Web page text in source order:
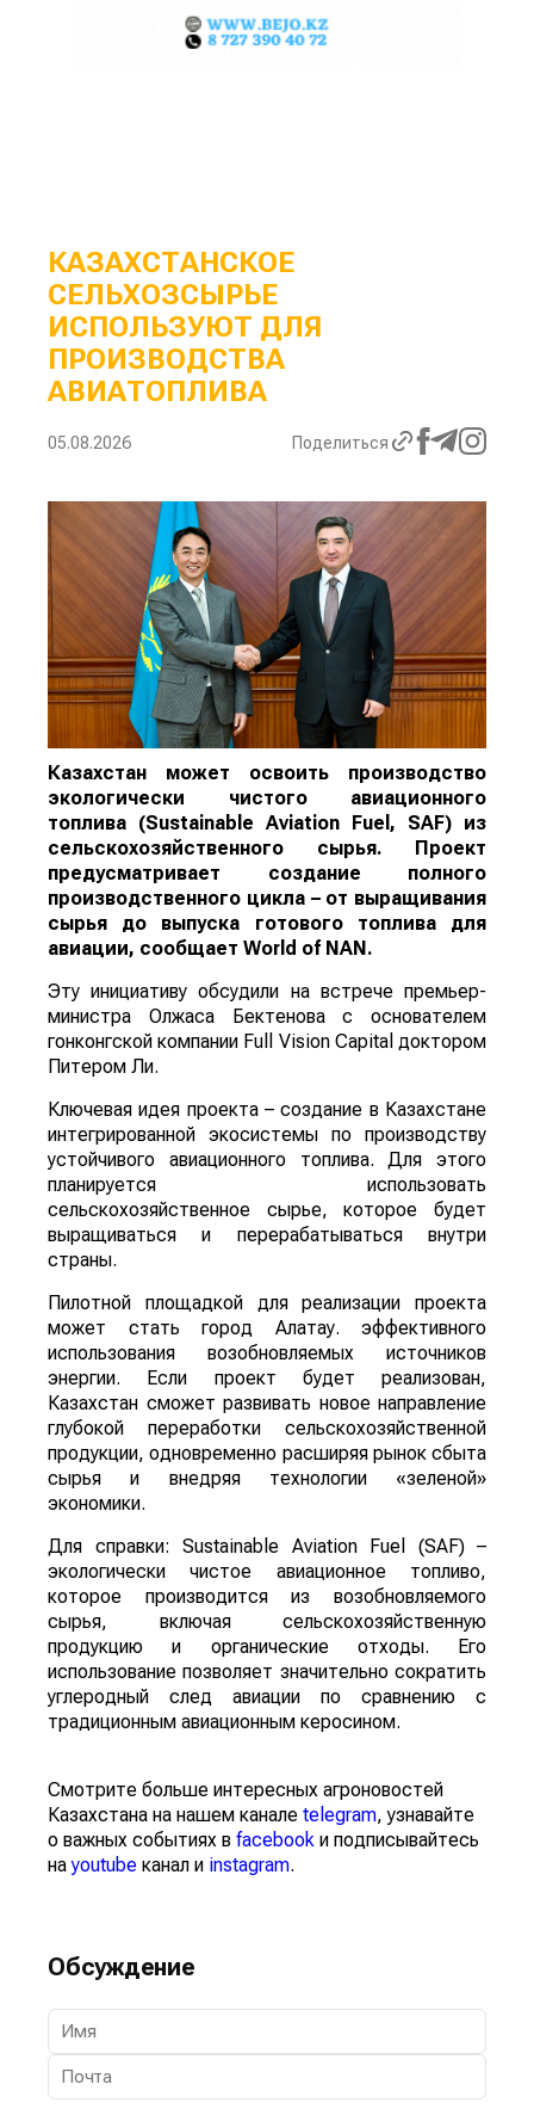
КАЗАХСТАНСКОЕ
СЕЛЬХОЗСЫРЬЕ
ИСПОЛЬЗУЮТ ДЛЯ
ПРОИЗВОДСТВА
АВИАТОПЛИВА
05.08.2026 Поделиться
Казахстан может освоить производство
экологически чистого авиационного
топлива (Sustainable Aviation Fuel, SAF) из
сельскохозяйственного сырья. Проект
предусматривает создание полного
производственного цикла – от выращивания
сырья до выпуска готового топлива для
авиации, сообщает World of NAN.
Эту инициативу обсудили на встрече премьер-
министра Олжаса Бектенова с основателем
гонконгской компании Full Vision Capital доктором
Питером Ли.
Ключевая идея проекта – создание в Казахстане
интегрированной экосистемы по производству
устойчивого авиационного топлива. Для этого
планируется использовать
сельскохозяйственное сырье, которое будет
выращиваться и перерабатываться внутри
страны.
Пилотной площадкой для реализации проекта
может стать город Алатау. эффективного
использования возобновляемых источников
энергии. Если проект будет реализован,
Казахстан сможет развивать новое направление
глубокой переработки сельскохозяйственной
продукции, одновременно расширяя рынок сбыта
сырья и внедряя технологии «зеленой»
экономики.
Для справки: Sustainable Aviation Fuel (SAF) –
экологически чистое авиационное топливо,
которое производится из возобновляемого
сырья, включая сельскохозяйственную
продукцию и органические отходы. Его
использование позволяет значительно сократить
углеродный след авиации по сравнению с
традиционным авиационным керосином.
Смотрите больше интересных агроновостей
Казахстана на нашем канале telegram, узнавайте
о важных событиях в facebook и подписывайтесь
наyoutube канал и instagram.
Обсуждение